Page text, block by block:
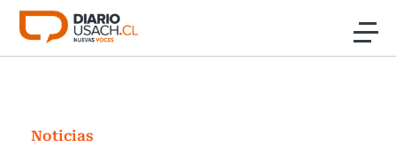
Click acá para ir directamente al contenido
Investigación
Noticias